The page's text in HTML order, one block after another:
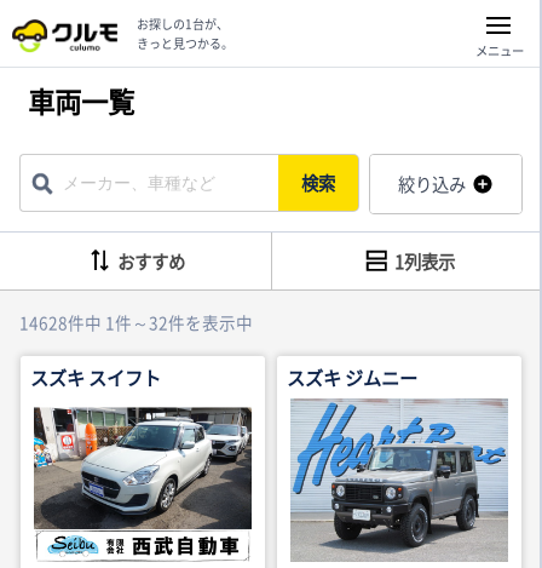
お探しの1台が、
きっと見つかる。
メニュー
車両一覧
検索 絞り込み
14628件中 1件～32件を表示中
おすすめ 1列表示
スズキ スイフト スズキ ジムニー